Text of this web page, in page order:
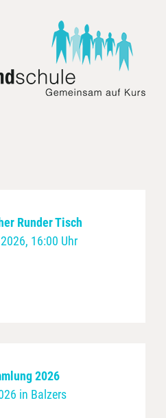
Runder Tisch
16:00 Uhr
2026
in Balzers